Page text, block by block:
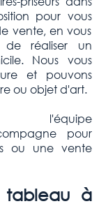
pour vous
vente, en vous
de réaliser un
Nous vous
et pouvons
ou objet d'art.
pour
ou une vente
tableau à